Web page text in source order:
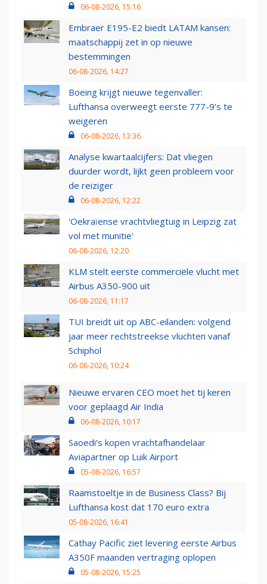
06-08-2026, 15:16
Embraer E195-E2 biedt LATAM kansen:
maatschappij zet in op nieuwe
bestemmingen
06-08-2026, 14:27
Boeing krijgt nieuwe tegenvaller:
Lufthansa overweegt eerste 777-9’s te
weigeren
06-08-2026, 13:36
Analyse kwartaalcijfers: Dat vliegen
duurder wordt, lijkt geen probleem voor
de reiziger
06-08-2026, 12:22
'Oekraïense vrachtvliegtuig in Leipzig zat
vol met munitie'
06-08-2026, 12:20
KLM stelt eerste commerciële vlucht met
Airbus A350-900 uit
06-08-2026, 11:17
TUI breidt uit op ABC-eilanden: volgend
jaar meer rechtstreekse vluchten vanaf
Schiphol
06-08-2026, 10:24
Nieuwe ervaren CEO moet het tij keren
voor geplaagd Air India
06-08-2026, 10:17
Saoedi’s kopen vrachtafhandelaar
Aviapartner op Luik Airport
05-08-2026, 16:57
Raamstoeltje in de Business Class? Bij
Lufthansa kost dat 170 euro extra
05-08-2026, 16:41
Cathay Pacific ziet levering eerste Airbus
A350F maanden vertraging oplopen
05-08-2026, 15:25